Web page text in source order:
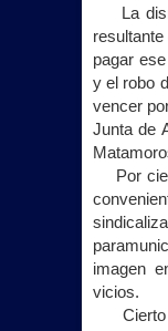
La
pagar
y el robo
vencer
Junta de
Por
imagen
vicios.
Cierto